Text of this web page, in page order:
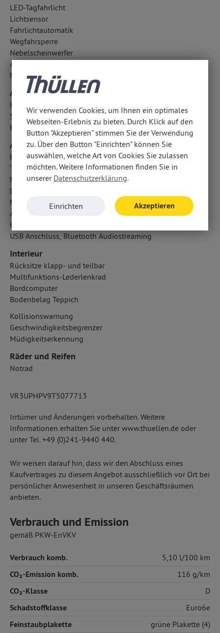
LED-Tagfahrlicht
Lichtsensor
Fahrlichtautomatik
Wegfahrsperre
Nebelscheinwerfer
Außentemperatur Anzeige
Notbremsassistent
Airbags
Kopfairbag vorn und hinten
Seitenairbag vorn
Fahrer- /Beifahrerairbag
Audio & Kommunikation
Radio
Touchscreen Bedienung
Multimedia-System
Digitaler Radioempfang DAB+
Multi-Funktions-Display
Android Auto u. Apple CarPlay
Handyvorbereitung Bluetooth
USB Anschluss, Bluetooth Audiostreaming
Interieur
Rücksitze klapp- und teilbar
Multifunktions-Lederlenkrad
Bordcomputer
Bodenbelag Teppich
Kollisionswarnung
Geschwindigkeitsbegrenzer
Müdigkeitserkennung
Räder und Reifen
Notrad
VR3UPHPV9T5077713
Irrtümer und Änderungen vorbehalten. Weitere
Informationen erhalten Sie unter www.thuellen.de oder
unter Tel. +49 (0)241-9440 440.
Wir weisen darauf hin, dass wir den Abschluss eines
Kaufvertrages zu diesem Angebot ausschließlich vor Ort bei
persönlicher Anwesenheit in unseren Geschäftsräumen
anbieten.
Verbrauch und Emission
gemäß PKW-EnVKV
Verbrauch komb. 5,10 l/100 km
CO₂-Emission komb. 116 g/km
CO₂-Klasse D
Schadstoffklasse Euro6e
Feinstaubplakette grüne Plakette (4)
Wir verwenden Cookies, um Ihnen ein optimales
Webseiten-Erlebnis zu bieten. Durch Klick auf den
Button "Akzeptieren" stimmen Sie der Verwendung
zu. Über den Button "Einrichten" können Sie
auswählen, welche Art von Cookies Sie zulassen
möchten. Weitere Informationen finden Sie in
unserer Datenschutzerklärung.
Einrichten Akzeptieren